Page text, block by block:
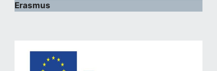
Erasmus